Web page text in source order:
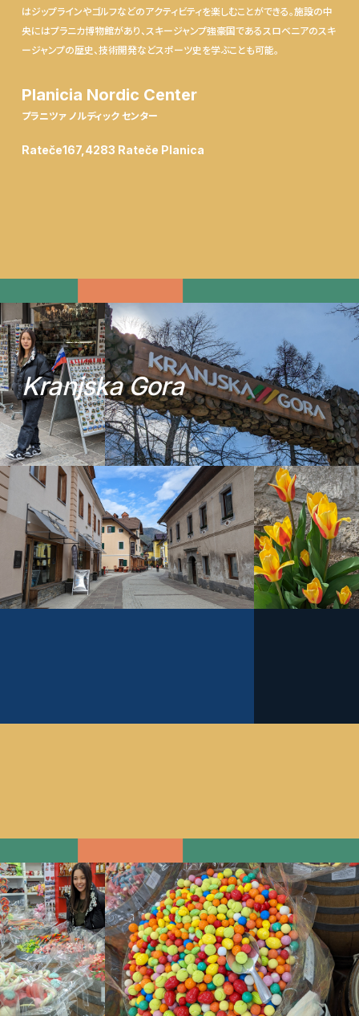
はジップラインやゴルフなどのアクティビティを楽しむことができる。施設の中
央にはプラニカ博物館があり、スキージャンプ強豪国であるスロベニアのスキ
ージャンプの歴史、技術開発などスポーツ史を学ぶことも可能。
Planicia Nordic Center
プラニツァ ノルディック センター
Rateče167,4283 Rateče Planica
KranjskaGora